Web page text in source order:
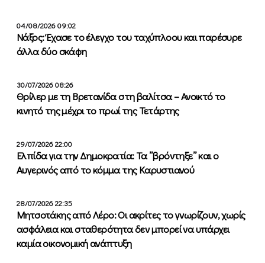
04/08/2026 09:02
Νάξος: Έχασε το έλεγχο του ταχύπλοου και παρέσυρε
άλλα δύο σκάφη
30/07/2026 08:26
Θρίλερ με τη Βρετανίδα στη βαλίτσα – Ανοικτό το
κινητό της μέχρι το πρωί της Τετάρτης
29/07/2026 22:00
Ελπίδα για την Δημοκρατία: Τα ”βρόντηξε” και ο
Αυγερινός από το κόμμα της Καρυστιανού
28/07/2026 22:35
Μητσοτάκης από Λέρο: Οι ακρίτες το γνωρίζουν, χωρίς
ασφάλεια και σταθερότητα δεν μπορεί να υπάρχει
καμία οικονομική ανάπτυξη